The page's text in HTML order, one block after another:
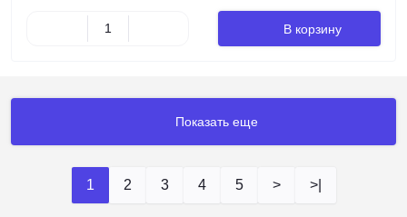
В корзину
Показать еще
1 2 3 4 5 > >|